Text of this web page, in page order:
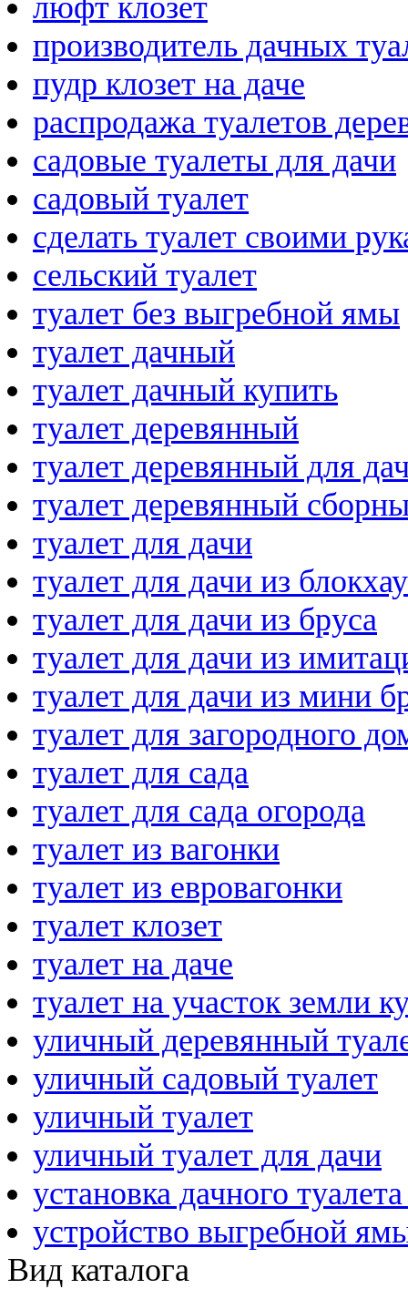
производитель дачных
пудр клозет на даче
распродажа туалетов
садовые туалеты для дачи
садовый туалет
сделать туалет своими
сельский туалет
туалет без выгребной ямы
туалет дачный
туалет дачный купить
туалет деревянный
туалет деревянный для
туалет деревянный
туалет для дачи
туалет для дачи из
туалет для дачи из бруса
туалет для дачи из
туалет для дачи из мини
туалет для загородного
туалет для сада
туалет для сада огорода
туалет из вагонки
туалет из евровагонки
туалет клозет
туалет на даче
туалет на участок земли
уличный деревянный
уличный садовый туалет
уличный туалет
уличный туалет для дачи
установка дачного
устройство выгребной
Вид каталога